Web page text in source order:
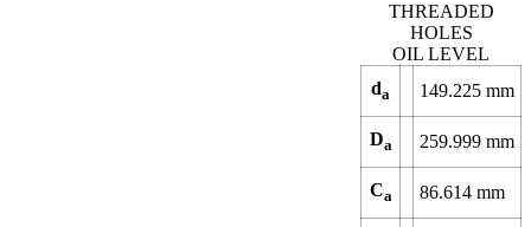
da 149.225 mm
Da 259.999 mm
Ca 86.614 mm
THREADED
HOLES
OIL LEVEL